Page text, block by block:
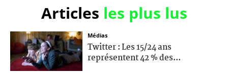
Articles les plus lus
Médias
Twitter : Les 15/24 ans
représentent 42 % des...